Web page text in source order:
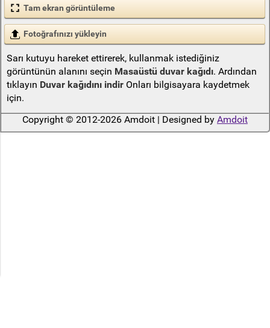
Tam ekran görüntüleme
Fotoğrafınızı yükleyin
Sarı kutuyu hareket ettirerek, kullanmak istediğiniz
görüntünün alanını seçin Masaüstü duvar kağıdı. Ardından
tıklayın Duvar kağıdını indirOnları bilgisayara kaydetmek
için.
Copyright © 2012-2026 Amdoit | Designed by Amdoit